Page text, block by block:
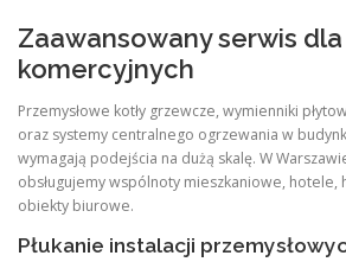
Zaawansowany serwis
komercyjnych
Przemysłowe kotły grzewcze, wymienniki
oraz systemy centralnego ogrzewania w
wymagają podejścia na dużą skalę. W
obsługujemy wspólnoty mieszkaniowe, hotele,
obiekty biurowe.
Płukanie instalacji